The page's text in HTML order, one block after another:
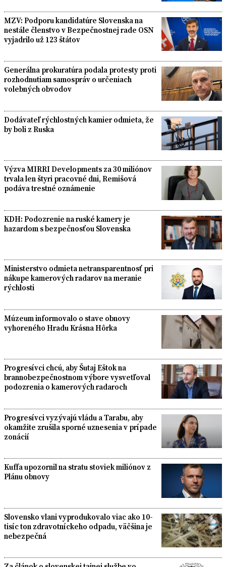
MZV: Podporu kandidatúre Slovenska na
nestále členstvo v Bezpečnostnej rade OSN
vyjadrilo už 123 štátov
Generálna prokuratúra podala protesty proti
rozhodnutiam samospráv o určeniach
volebných obvodov
Dodávateľ rýchlostných kamier odmieta, že
by boli z Ruska
Výzva MIRRI Developments za 30 miliónov
trvala len štyri pracovné dni, Remišová
podáva trestné oznámenie
KDH: Podozrenie na ruské kamery je
hazardom s bezpečnosťou Slovenska
Ministerstvo odmieta netransparentnosť pri
nákupe kamerových radarov na meranie
rýchlosti
Múzeum informovalo o stave obnovy
vyhoreného Hradu Krásna Hôrka
Progresívci chcú, aby Šutaj Eštok na
brannobezpečnostnom výbore vysvetľoval
podozrenia o kamerových radaroch
Progresívci vyzývajú vládu a Tarabu, aby
okamžite zrušila sporné uznesenia v prípade
zonácií
Kuffa upozornil na stratu stoviek miliónov z
Plánu obnovy
Slovensko vlani vyprodukovalo viac ako 10-
tisíc ton zdravotníckeho odpadu, väčšina je
nebezpečná